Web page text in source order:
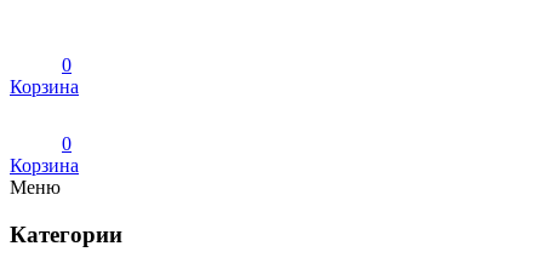
0
Корзина
0
Корзина
Меню
Категории